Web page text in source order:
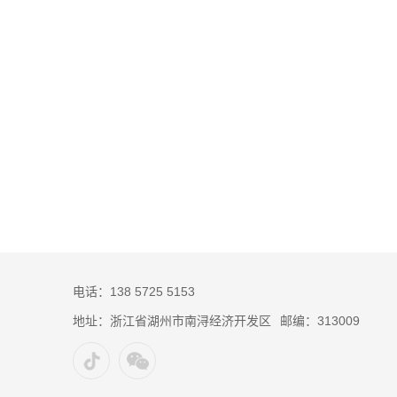
电话：138 5725 5153
地址：浙江省湖州市南浔经济开发区 邮编：313009